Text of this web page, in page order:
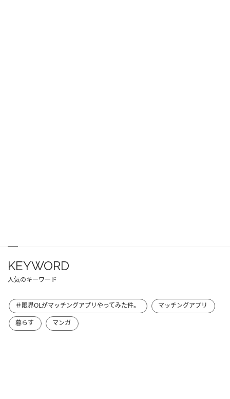
KEYWORD
人気のキーワード
＃限界OLがマッチングアプリやってみた件。
マッチングアプリ
暮らす
マンガ